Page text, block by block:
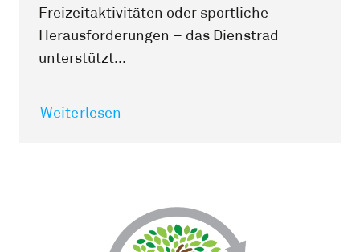
Freizeitaktivitäten oder sportliche
Herausforderungen – das Dienstrad
unterstützt...
Weiterlesen